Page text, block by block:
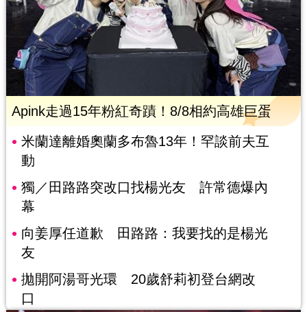
Apink走過15年粉紅奇蹟！8/8相約高雄巨蛋
米蘭達離婚奧蘭多布魯13年！罕談前夫互
動
獨／田路路突改口找楊光友 許常德爆內
幕
向姜厚任道歉 田路路：我要找的是楊光
友
拋開阿湯哥光環 20歲舒莉初登台網改
口